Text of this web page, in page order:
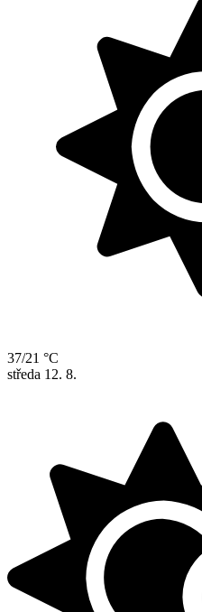
37/21 °C
středa 12. 8.